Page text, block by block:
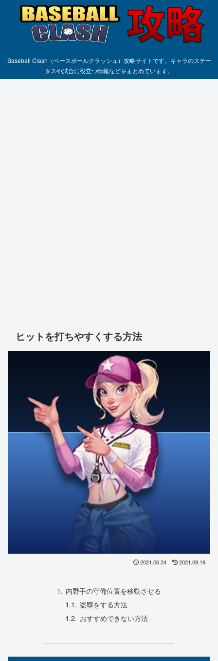
Baseball Clash（ベースボールクラッシュ）攻略サイトです。キャラのステー
タスや試合に役立つ情報などをまとめています。
ヒットを打ちやすくする方法
2021.06.24 2021.09.19
内野手の守備位置を移動させる
盗塁をする方法
おすすめできない方法